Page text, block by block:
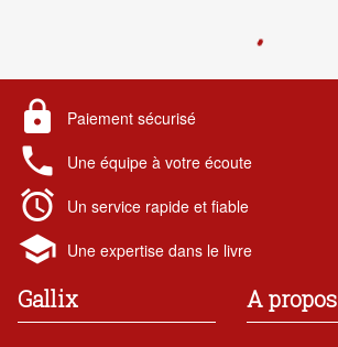
lock Paiement sécurisé
local_phone Une équipe à votre écoute
alarm Un service rapide et fiable
school Une expertise dans le livre
Gallix A propos